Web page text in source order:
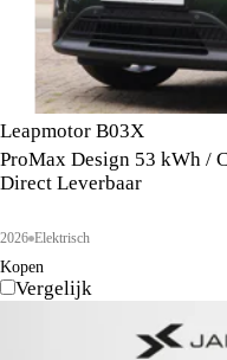
Leapmotor B03X
ProMax Design 53 kWh /
Direct Leverbaar
2026 Elektrisch
Kopen
Vergelijk